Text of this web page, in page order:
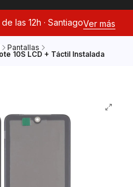
las 12h · SantiagoVer más
Pantallas
10S LCD + Táctil Instalada